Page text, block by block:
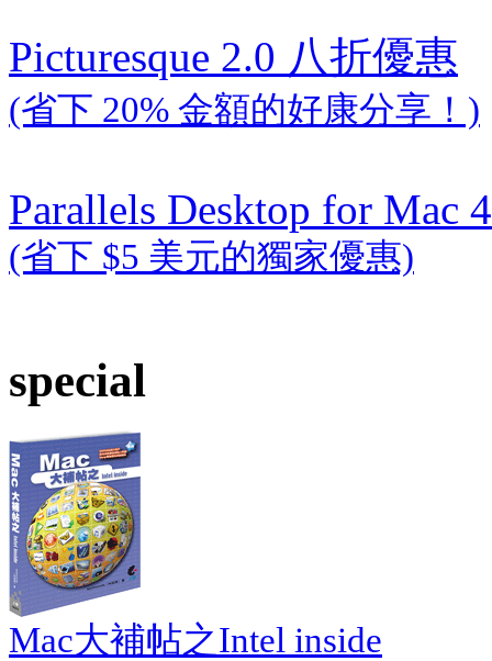
Picturesque 2.0 八折優惠
(省下 20% 金額的好康分享！)
Parallels Desktop for Mac
(省下 $5 美元的獨家優惠)
special
Mac大補帖之Intel inside